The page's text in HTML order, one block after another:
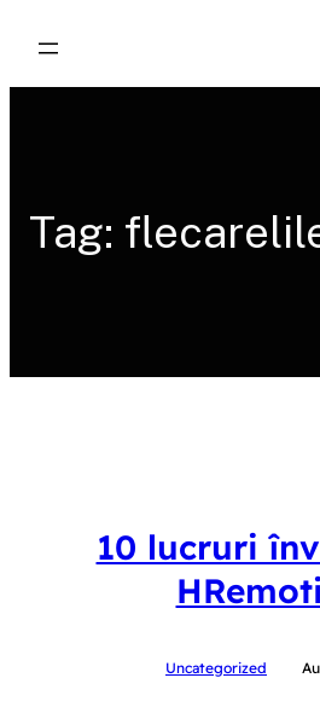
content
Tag:
10 lucruri
Uncategorized